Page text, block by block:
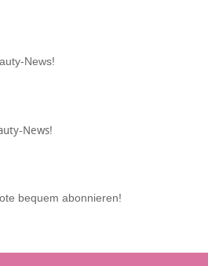
News!
News!
bequem abonnieren!